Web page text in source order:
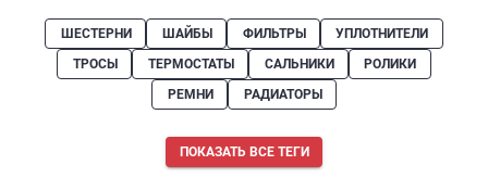
ШЕСТЕРНИ ШАЙБЫ ФИЛЬТРЫ
УПЛОТНИТЕЛИ
ТРОСЫ
ТЕРМОСТАТЫ САЛЬНИКИ
РОЛИКИ
РЕМНИ
РАДИАТОРЫ
ПОКАЗАТЬ ВСЕ ТЕГИ